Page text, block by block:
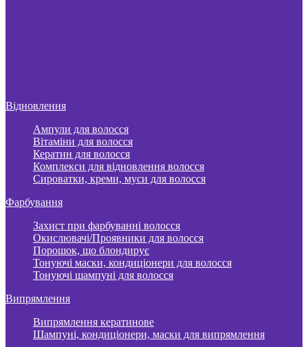
Відновлення
Ампули для волосся
Вітаміни для волосся
Кератин для волосся
Комплекси для відновлення волосся
Сироватки, креми, муси для волосся
Фарбування
Захист при фарбуванні волосся
Окислювачі/Проявники для волосся
Порошок, що блондирує
Тонуючі маски, кондиціонери для волосся
Тонуючі шампуні для волосся
Випрямлення
Випрямлення кератинове
Шампуні, кондиціонери, маски для випрямлення